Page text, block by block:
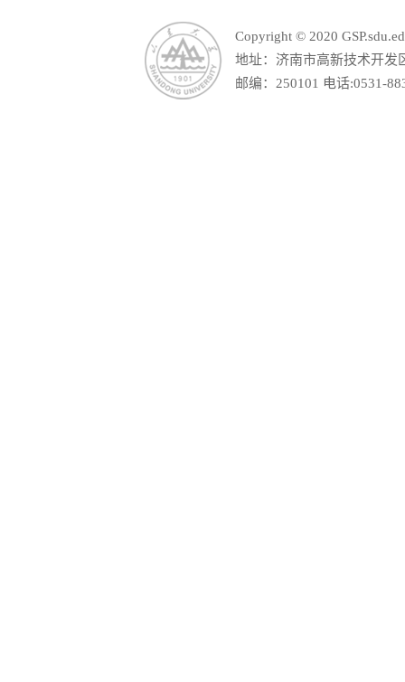
Copyright © 2020
地址：济南市高新技术开发
邮编：250101 电话:0531-